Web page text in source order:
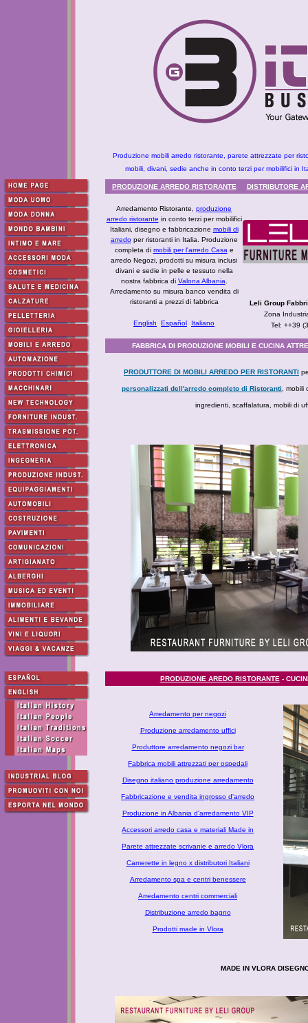
Produzione mobili arredo ristorante, parete attrezzate per
mobili, divani, sedie anche in conto terzi per mobilifici in
PRODUZIONE ARREDO RISTORANTE DISTRIBUTORE
Arredamento Ristorante, produzione
arredo ristorante in conto terzi per mobilifici
Italiani, disegno e fabbricazione mobili di
arredoper ristoranti in Italia. Produzione
completa di mobili per l'arredo Casa e
arredo Negozi, prodotti su misura inclusi
divani e sedie in pelle e tessuto nella
nostra fabbrica di Valona Albania
Arredamento su misura banco vendita di
ristoranti a prezzi di fabbrica
English Español Italiano
Leli Group
Zona
Tel: ++39
FABBRICA DI PRODUZIONE MOBILI E CUCINA
PRODUTTORE DI MOBILI ARREDO PER RISTORANTI
personalizzati dell'arredo completo di Ristoranti ,
ingredienti, scaffalatura, mobili di
PRODUZIONE AREDO RISTORANTE -
Arredamento per negozi
Produzione arredamento uffici
Produttore arredamento negozi bar
Fabbrica mobili attrezzati per ospedali
Disegno italiano produzione arredamento
Fabbricazione e vendita ingrosso d'arredo
Produzione in Albania d'arredamento VIP
Accessori arredo casa e materiali Made in
Parete attrezzate scrivanie e arredo Vlora
Camerette in legno x distributori Italiani
Arredamento spa e centri benessere
Arredamento centri commerciali
Distribuzione arredo bagno
Prodotti made in Vlora
MADE IN VLORA